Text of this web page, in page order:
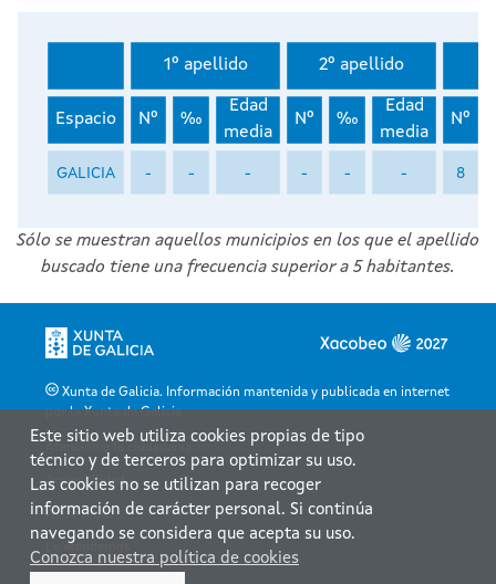
1º apellido 2º apellido
Espacio Nº ‰
Edad
media
Nº ‰
Edad
media
Nº
GALICIA - - - - - - 8
Sólo se muestran aquellos municipios en los que el apellido
buscado tiene una frecuencia superior a 5 habitantes.
Xunta de Galicia. Información mantenida y publicada en internet
por la Xunta de Galicia
Accesibilidad
Aviso legal
Le atendemos
Este sitio web utiliza cookies propias de tipo
técnico y de terceros para optimizar su uso.
Las cookies no se utilizan para recoger
información de carácter personal. Si continúa
navegando se considera que acepta su uso.
Conozca nuestra política de cookies